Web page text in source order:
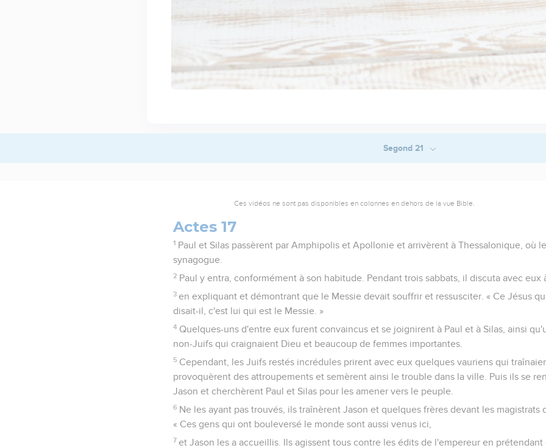
Segond 21
Ces vidéos ne sont pas disponibles en colonnes en dehors de la vue Bible.
Actes 17
1 Paul et Silas passèrent par Amphipolis et Apollonie et arrivèrent à Thessalonique, où
synagogue.
2 Paul y entra, conformément à son habitude. Pendant trois sabbats, il discuta avec eux
3 en expliquant et démontrant que le Messie devait souffrir et ressusciter. « Ce Jésus
disait-il, c'est lui qui est le Messie. »
4 Quelques-uns d'entre eux furent convaincus et se joignirent à Paul et à Silas, ainsi
non-Juifs qui craignaient Dieu et beaucoup de femmes importantes.
5 Cependant, les Juifs restés incrédules prirent avec eux quelques vauriens qui
provoquèrent des attroupements et semèrent ainsi le trouble dans la ville. Puis ils se
Jason et cherchèrent Paul et Silas pour les amener vers le peuple.
6 Ne les ayant pas trouvés, ils traînèrent Jason et quelques frères devant les magistrats
« Ces gens qui ont bouleversé le monde sont aussi venus ici,
7 et Jason les a accueillis. Ils agissent tous contre les édits de l'empereur en